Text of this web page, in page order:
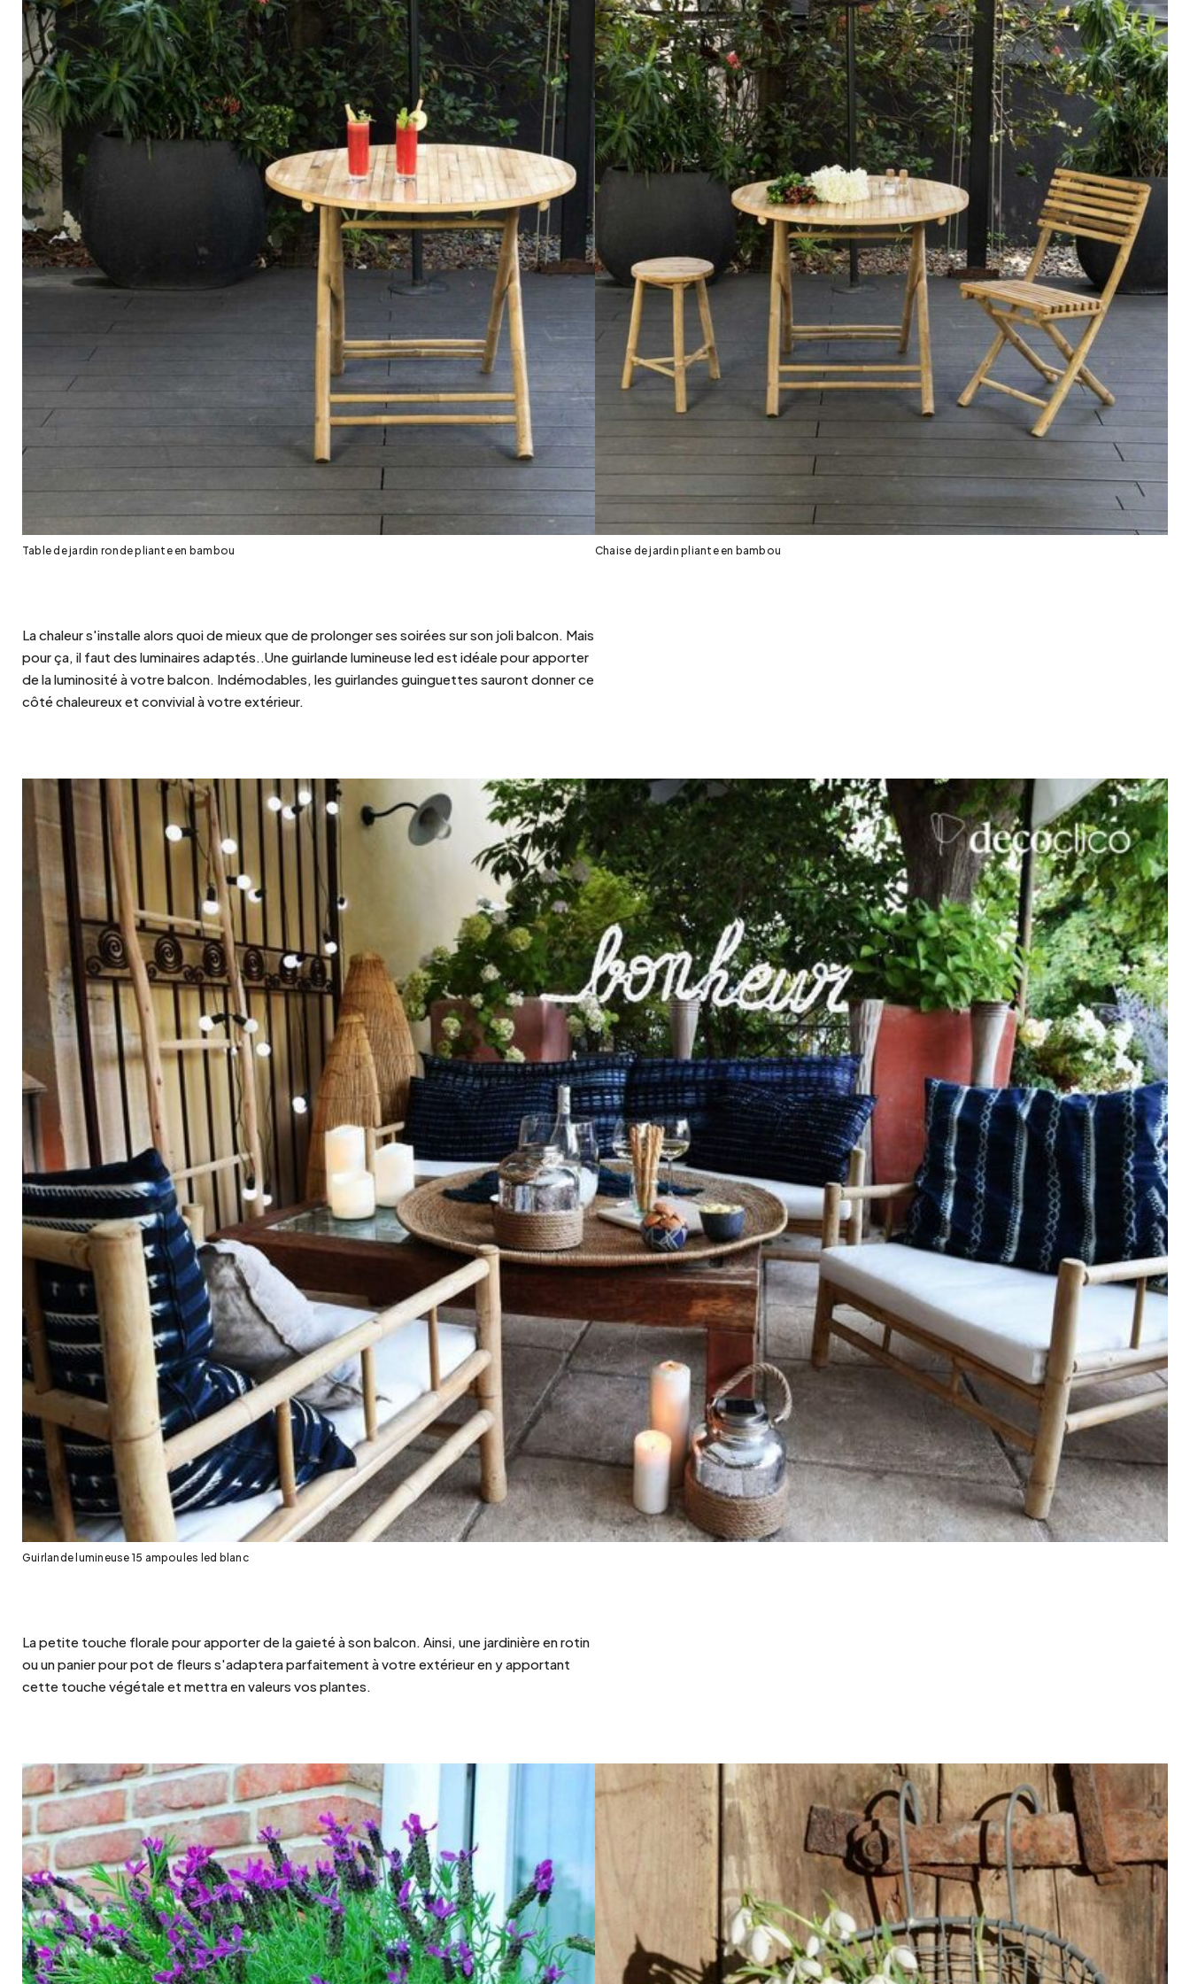
Table de jardin ronde pliante en bambou Chaise de jardin pliante en bambou
La chaleur s'installe alors quoi de mieux que de prolonger ses soirées sur son joli balcon. Mais
pour ça, il faut des luminaires adaptés..Une guirlande lumineuse led est idéale pour apporter
de la luminosité à votre balcon. Indémodables, les guirlandes guinguettes sauront donner ce
côté chaleureux et convivial à votre extérieur.
Guirlande lumineuse 15 ampoules led blanc
La petite touche florale pour apporter de la gaieté à son balcon. Ainsi, une jardinièreen rotin
ou un panier pour pot de fleurs s'adaptera parfaitement à votre extérieur en y apportant
cette touche végétale et mettra en valeurs vos plantes.